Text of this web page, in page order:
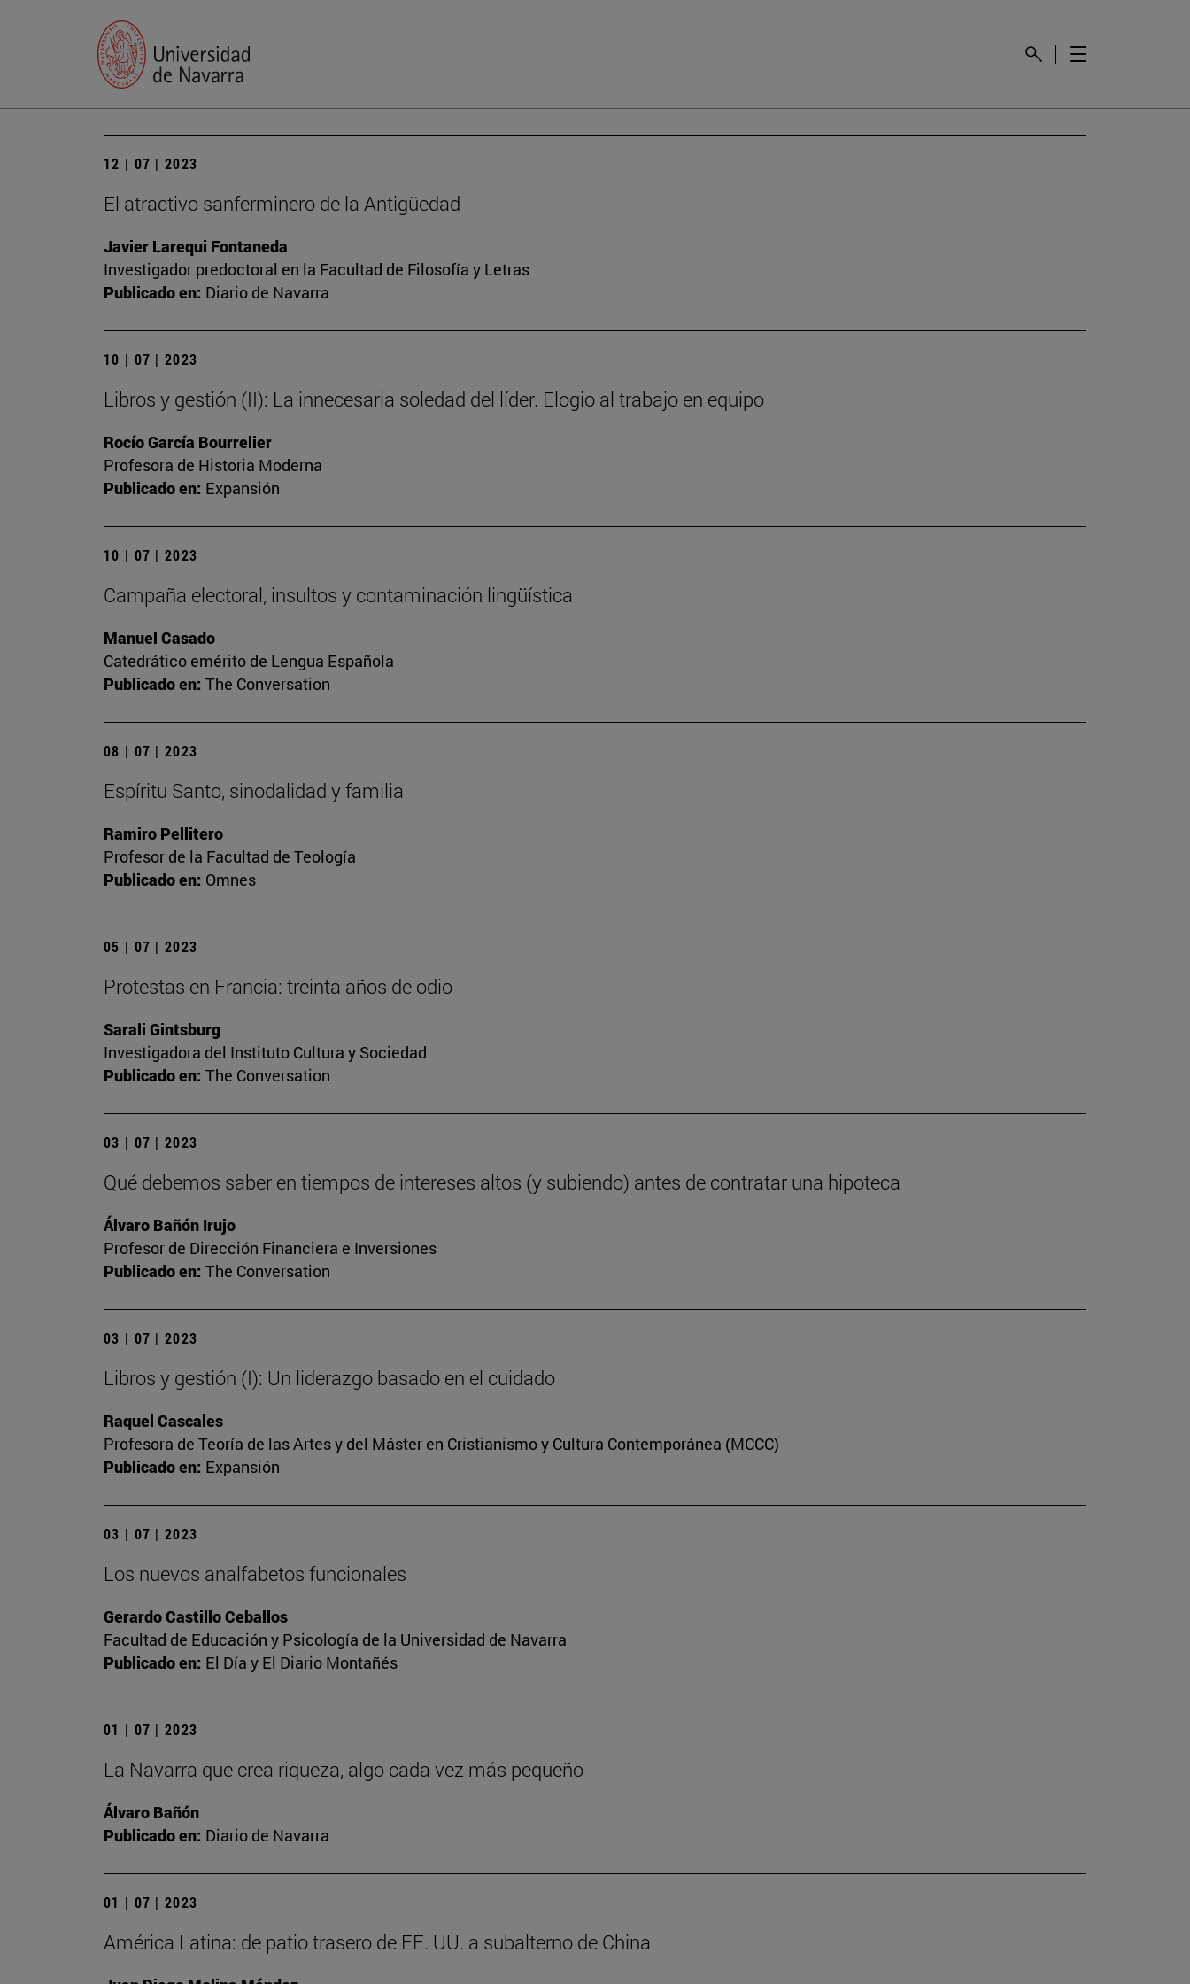
12 | 07 | 2023
El atractivo sanferminero de la Antigüedad
Javier Larequi Fontaneda
Investigador predoctoral en la Facultad de Filosofía y Letras
Publicado en: Diario de Navarra
10 | 07 | 2023
Libros y gestión (II): La innecesaria soledad del líder. Elogio al trabajo en equipo
Rocío García Bourrelier
Profesora de Historia Moderna
Publicado en: Expansión
10 | 07 | 2023
Campaña electoral, insultos y contaminación lingüística
Manuel Casado
Catedrático emérito de Lengua Española
Publicado en: The Conversation
08 | 07 | 2023
Espíritu Santo, sinodalidad y familia
Ramiro Pellitero
Profesor de la Facultad de Teología
Publicado en: Omnes
05 | 07 | 2023
Protestas en Francia: treinta años de odio
Sarali Gintsburg
Investigadora del Instituto Cultura y Sociedad
Publicado en: The Conversation
03 | 07 | 2023
Qué debemos saber en tiempos de intereses altos (y subiendo) antes de contratar una hipoteca
Álvaro Bañón Irujo
Profesor de Dirección Financiera e Inversiones
Publicado en: The Conversation
03 | 07 | 2023
Libros y gestión (I): Un liderazgo basado en el cuidado
Raquel Cascales
Profesora de Teoría de las Artes y del Máster en Cristianismo y Cultura Contemporánea (MCCC)
Publicado en: Expansión
03 | 07 | 2023
Los nuevos analfabetos funcionales
Gerardo Castillo Ceballos
Facultad de Educación y Psicología de la Universidad de Navarra
Publicado en: El Día y El Diario Montañés
01 | 07 | 2023
La Navarra que crea riqueza, algo cada vez más pequeño
Álvaro Bañón
Publicado en: Diario de Navarra
01 | 07 | 2023
América Latina: de patio trasero de EE. UU. a subalterno de China